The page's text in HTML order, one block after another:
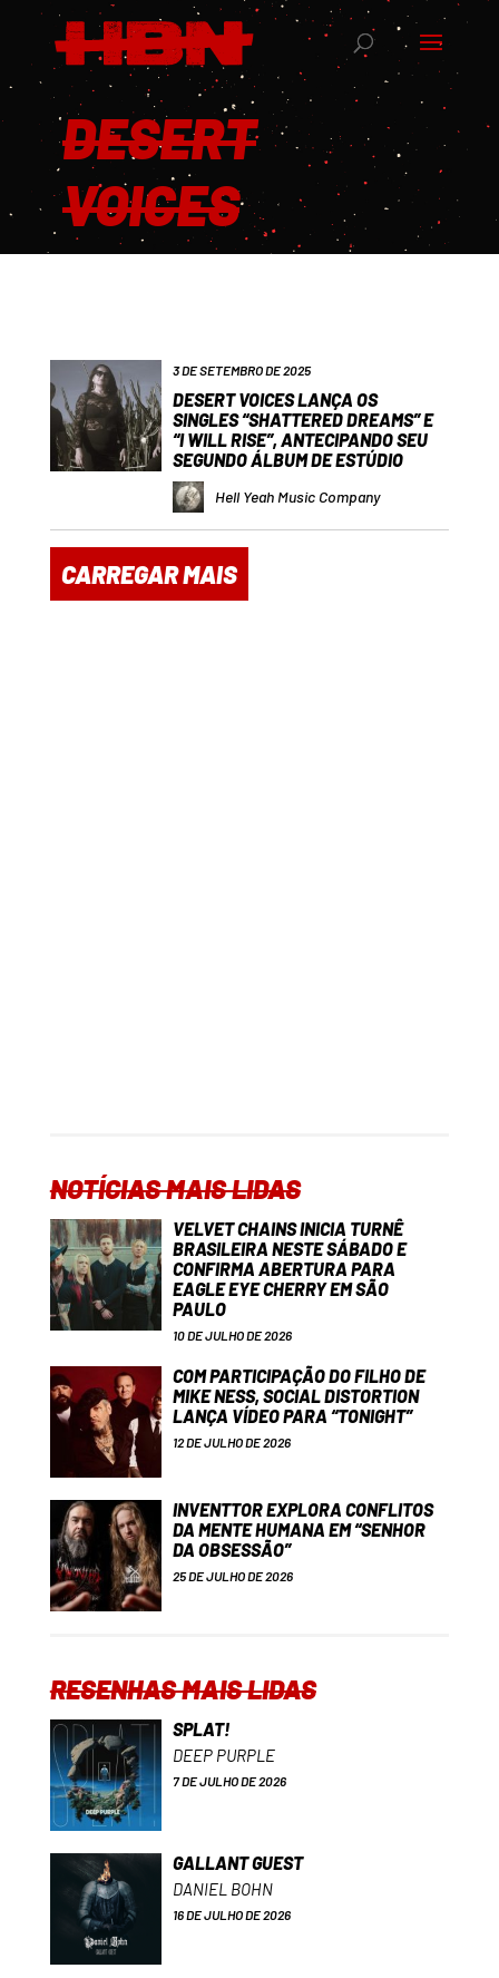
DESERT
VOICES
3 DE SETEMBRO DE 2025
DESERT VOICES LANÇA OS
SINGLES “SHATTERED DREAMS” E
“I WILL RISE”, ANTECIPANDO SEU
SEGUNDO ÁLBUM DE ESTÚDIO
Hell Yeah Music Company
CARREGAR MAIS
NOTÍCIAS MAIS LIDAS
VELVET CHAINS INICIA TURNÊ
BRASILEIRA NESTE SÁBADO E
CONFIRMA ABERTURA PARA
EAGLE EYE CHERRY EM SÃO
PAULO
10 DE JULHO DE 2026
COM PARTICIPAÇÃO DO FILHO DE
MIKE NESS, SOCIAL DISTORTION
LANÇA VÍDEO PARA “TONIGHT”
12 DE JULHO DE 2026
INVENTTOR EXPLORA CONFLITOS
DA MENTE HUMANA EM “SENHOR
DA OBSESSÃO”
25 DE JULHO DE 2026
RESENHAS MAIS LIDAS
SPLAT!
DEEP PURPLE
7 DE JULHO DE 2026
GALLANT GUEST
DANIEL BOHN
16 DE JULHO DE 2026